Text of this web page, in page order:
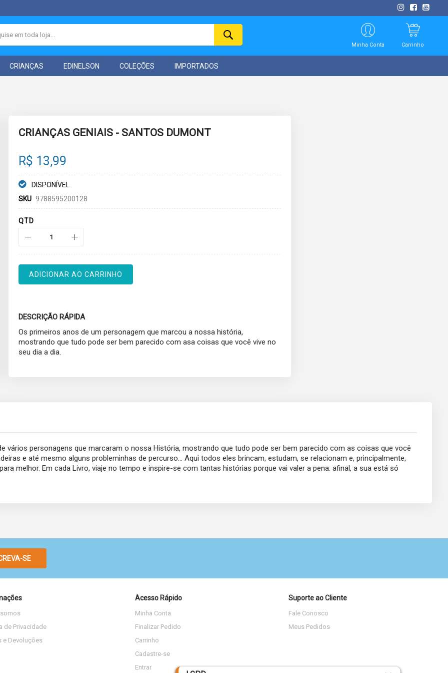
Minha Conta Carrinho
CRIANÇAS EDINELSON COLEÇÕES IMPORTADOS
CRIANÇAS GENIAIS - SANTOS DUMONT
R$ 13,99
DISPONÍVEL
SKU 9788595200128
QTD
ADICIONAR AO CARRINHO
DESCRIÇÃO RÁPIDA
Os primeiros anos de um personagem que marcou a nossa história,
mostrando que tudo pode ser bem parecido com asa coisas que você vive no
seu dia a dia.
vários personagens que marcaram o nossa História, mostrando que tudo pode ser bem parecido com as coisas que você
e até mesmo alguns probleminhas de percurso… Aqui todos eles brincam, estudam, se relacionam e, principalmente,
melhor. Em cada Livro, viaje no tempo e inspire-se com tantas histórias porque vai valer a pena: afinal, a sua está só
SE
de Privacidade
e Devoluções
Acesso Rápido
Minha Conta
Finalizar Pedido
Carrinho
Cadastre-se
Entrar
Suporte ao Cliente
Fale Conosco
Meus Pedidos